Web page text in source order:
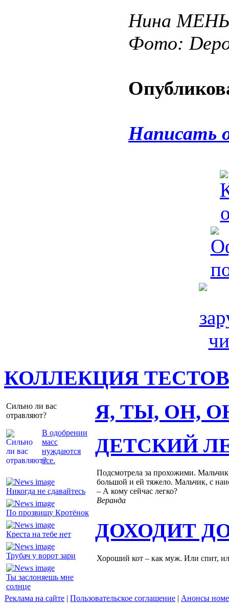
Нина
Фото:
Написать
КОЛЛЕКЦИЯ ТЕСТОВ
Сильно ли вас
отравляют?
В одобрении
масс
нуждаются
все.
Я, ТЫ, ОН,
Никогда не сдавайтесь
По прозвищу Кротёнок
Креста на тебе нет
Трубач у ворот зари
Ты заслоняешь мне
солнце
ДЕТСКИЙ
Подсмотрела за прохожими. Мальчик
большой и ей тяжело. Мальчик, с
– А кому сейчас легко?
Веранда
ДОХОДИТ
Хороший кот – как муж. Или спит,
Реклама на сайте | Пользовательское соглашение | Анонсы